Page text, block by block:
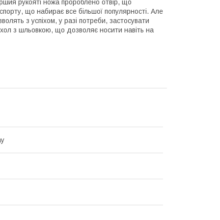
рукояті ножа пророблено отвір, що
що набирає все більшої популярності. Але
з успіхом, у разі потреби, застосувати
з шльовкою, що дозволяє носити навіть на